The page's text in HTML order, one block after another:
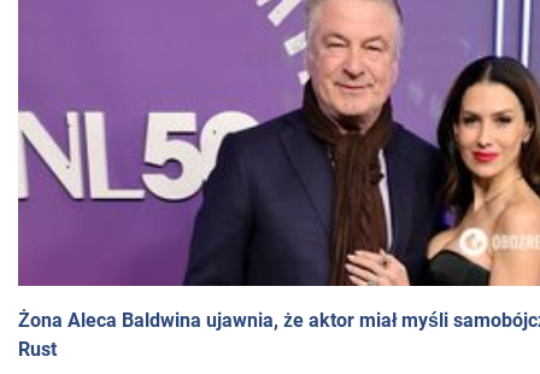
Żona Aleca Baldwina ujawnia, że aktor miał myśli
Rust